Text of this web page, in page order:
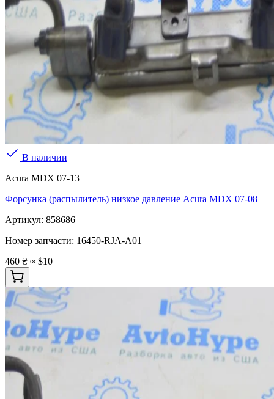
В наличии
Acura MDX 07-13
Форсунка (распылитель) низкое давление Acura MDX 07-08
Артикул: 858686
Номер запчасти: 16450-RJA-A01
460 ₴ ≈ $10